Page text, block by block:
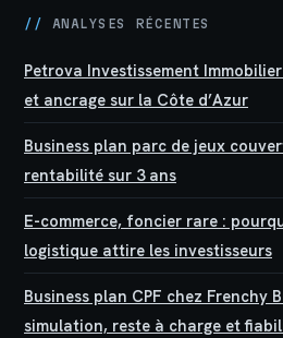
// ANALYSES RÉCENTES
Petrova Investissement
et ancrage sur la Côte d’Azur
Business plan parc de jeux
rentabilité sur 3 ans
E-commerce, foncier rare :
logistique attire les investisseurs
Business plan CPF chez Frenchy
simulation, reste à charge et